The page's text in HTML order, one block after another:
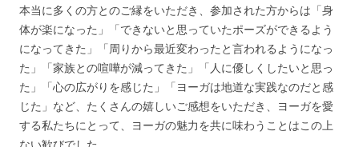
本当に多くの方とのご縁をいただき、参加された方からは「身
体が楽になった」「できないと思っていたポーズができるよう
になってきた」「周りから最近変わったと言われるようになっ
た」「家族との喧嘩が減ってきた」「人に優しくしたいと思っ
た」「心の広がりを感じた」「ヨーガは地道な実践なのだと感
じた」など、たくさんの嬉しいご感想をいただき、ヨーガを愛
する私たちにとって、ヨーガの魅力を共に味わうことはこの上